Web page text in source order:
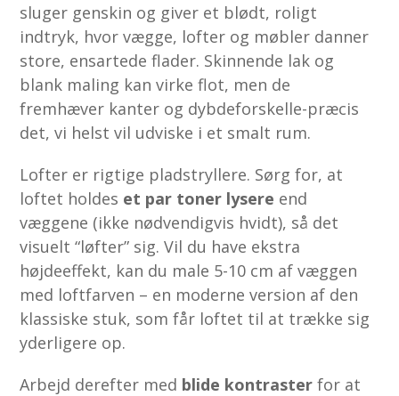
sluger genskin og giver et blødt, roligt
indtryk, hvor vægge, lofter og møbler danner
store, ensartede flader. Skinnende lak og
blank maling kan virke flot, men de
fremhæver kanter og dybdeforskelle-præcis
det, vi helst vil udviske i et smalt rum.
Lofter er rigtige plads­tryllere. Sørg for, at
loftet holdes et par toner lysere end
væggene (ikke nødvendigvis hvidt), så det
visuelt “løfter” sig. Vil du have ekstra
højdeeffekt, kan du male 5-10 cm af væggen
med loftfarven – en moderne version af den
klassiske stuk, som får loftet til at trække sig
yderligere op.
Arbejd derefter med blide kontraster for at